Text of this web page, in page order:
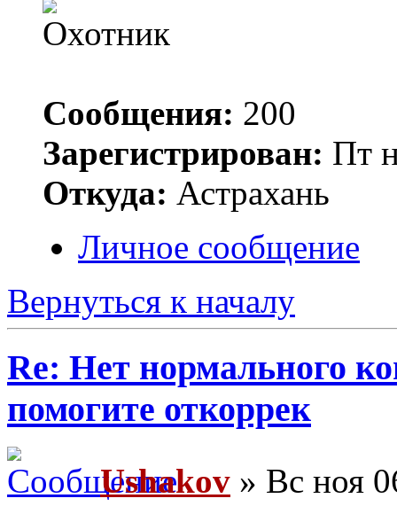
Сообщения: 200
Зарегистрирован: Пт
Откуда: Астрахань
Личное сообщение
Вернуться к началу
Re: Нет нормального
помогите откоррек
Ushakov » Вс ноя